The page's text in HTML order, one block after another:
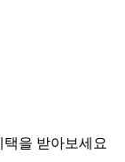
을 받아보세요